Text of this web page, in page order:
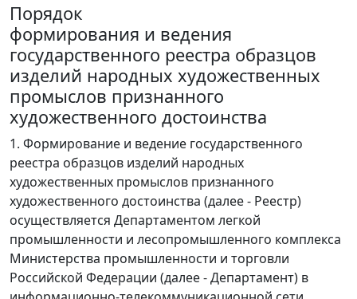
Порядок
формирования и ведения
государственного реестра образцов
изделий народных художественных
промыслов признанного
художественного достоинства
1. Формирование и ведение государственного
реестра образцов изделий народных
художественных промыслов признанного
художественного достоинства (далее - Реестр)
осуществляется Департаментом легкой
промышленности и лесопромышленного комплекса
Министерства промышленности и торговли
Российской Федерации (далее - Департамент) в